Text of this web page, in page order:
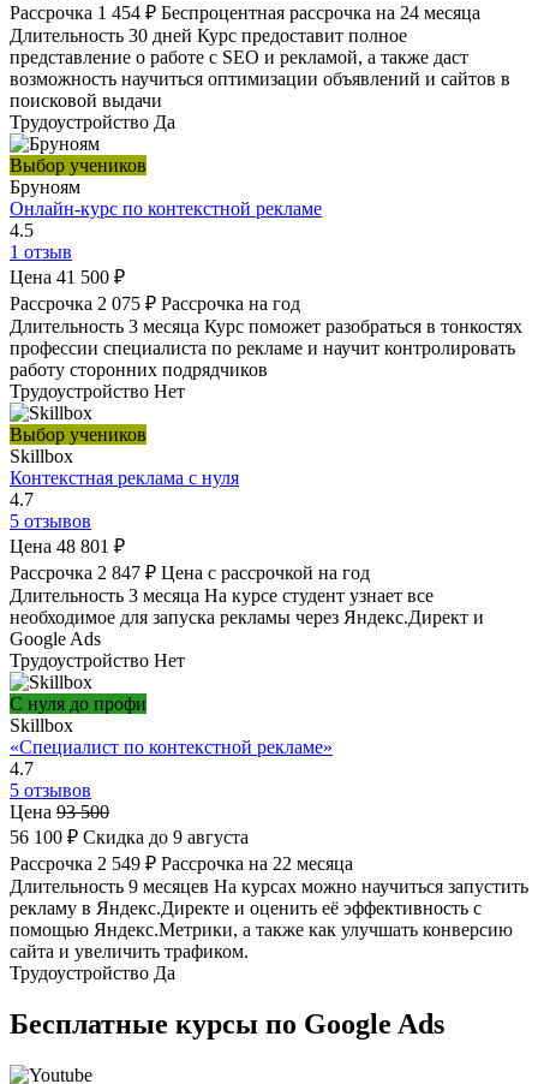
Рассрочка 1 454 ₽ Беспроцентная рассрочка на 24 месяца
Длительность 30 дней Курс предоставит полное
представление о работе с SEO и рекламой, а также даст
возможность научиться оптимизации объявлений и сайтов в
поисковой выдачи
Трудоустройство Да
Выбор учеников
Бруноям
Онлайн-курс по контекстной рекламе
4.5
1 отзыв
Цена 41 500 ₽
Рассрочка 2 075 ₽ Рассрочка на год
Длительность 3 месяца Курс поможет разобраться в тонкостях
профессии специалиста по рекламе и научит контролировать
работу сторонних подрядчиков
Трудоустройство Нет
Выбор учеников
Skillbox
Контекстная реклама с нуля
4.7
5 отзывов
Цена 48 801 ₽
Рассрочка 2 847 ₽ Цена с рассрочкой на год
Длительность 3 месяца На курсе студент узнает все
необходимое для запуска рекламы через Яндекс.Директ и
Google Ads
Трудоустройство Нет
С нуля до профи
Skillbox
«Специалист по контекстной рекламе»
4.7
5 отзывов
Цена 93 500
56 100 ₽ Скидка до 9 августа
Рассрочка 2 549 ₽ Рассрочка на 22 месяца
Длительность 9 месяцев На курсах можно научиться запустить
рекламу в Яндекс.Директе и оценить её эффективность с
помощью Яндекс.Метрики, а также как улучшать конверсию
сайта и увеличить трафиком.
Трудоустройство Да
Бесплатные курсы по Google Ads